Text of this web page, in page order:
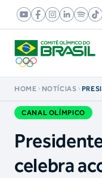
HOME NOTÍCIAS
PAN-
CANAL OLÍMPICO
celebra